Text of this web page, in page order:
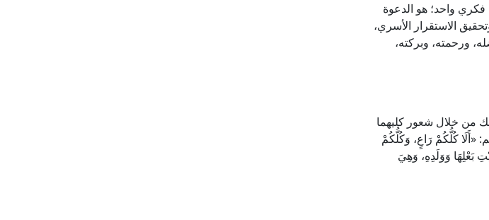
واحد؛ هو الدعوة
الاستقرار الأسري،
ورحمته، وبركته،
من خلال شعور كليهما
«أَلَا كُلُّكُمْ رَاعٍ، وَكُلُّكُمْ
بَعْلِهَا وَوَلَدِهِ، وَهِيَ